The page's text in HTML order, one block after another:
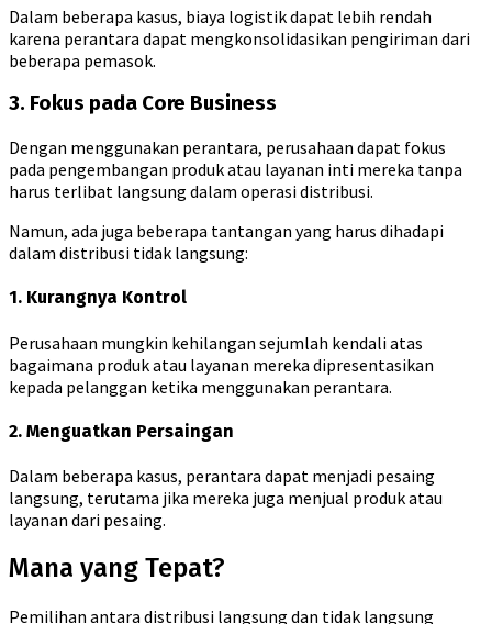
Dalam beberapa kasus, biaya logistik dapat lebih rendah
karena perantara dapat mengkonsolidasikan pengiriman dari
beberapa pemasok.
3. Fokus pada Core Business
Dengan menggunakan perantara, perusahaan dapat fokus
pada pengembangan produk atau layanan inti mereka tanpa
harus terlibat langsung dalam operasi distribusi.
Namun, ada juga beberapa tantangan yang harus dihadapi
dalam distribusi tidak langsung:
1. Kurangnya Kontrol
Perusahaan mungkin kehilangan sejumlah kendali atas
bagaimana produk atau layanan mereka dipresentasikan
kepada pelanggan ketika menggunakan perantara.
2. Menguatkan Persaingan
Dalam beberapa kasus, perantara dapat menjadi pesaing
langsung, terutama jika mereka juga menjual produk atau
layanan dari pesaing.
Mana yang Tepat?
Pemilihan antara distribusi langsung dan tidak langsung